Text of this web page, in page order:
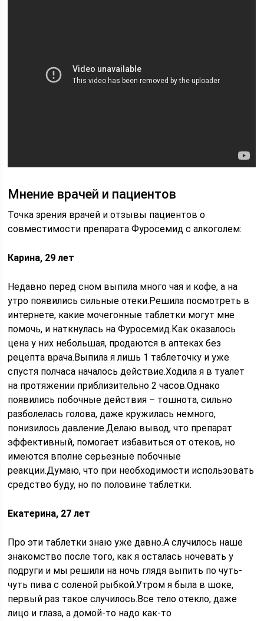
Мнение врачей и пациентов
Точка зрения врачей и отзывы пациентов о
совместимости препарата Фуросемид с алкоголем:
Карина, 29 лет
Недавно перед сном выпила много чая и кофе, а на
утро появились сильные отеки.Решила посмотреть в
интернете, какие мочегонные таблетки могут мне
помочь, и наткнулась на Фуросемид.Как оказалось
цена у них небольшая, продаются в аптеках без
рецепта врача.Выпила я лишь 1 таблеточку и уже
спустя полчаса началось действие.Ходила я в туалет
на протяжении приблизительно 2 часов.Однако
появились побочные действия – тошнота, сильно
разболелась голова, даже кружилась немного,
понизилось давление.Делаю вывод, что препарат
эффективный, помогает избавиться от отеков, но
имеются вполне серьезные побочные
реакции.Думаю, что при необходимости использовать
средство буду, но по половине таблетки.
Екатерина, 27 лет
Про эти таблетки знаю уже давно.А случилось наше
знакомство после того, как я осталась ночевать у
подруги и мы решили на ночь глядя выпить по чуть-
чуть пива с соленой рыбкой.Утром я была в шоке,
первый раз такое случилось.Все тело отекло, даже
лицо и глаза, а домой-то надо как-то